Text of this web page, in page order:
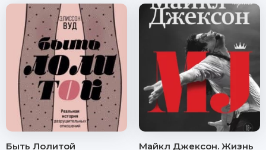
Быть Лолитой
Майкл Джексон. Жизнь